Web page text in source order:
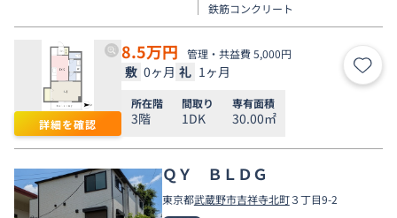
鉄筋コンクリート
詳細を確認
8.5万円 管理・共益費 5,000円
敷 0ヶ月 礼 1ヶ月 お気
所在階
3階
間取り
1DK
専有面積
30.00㎡
ＱＹ ＢＬＤＧ
東京都武蔵野市吉祥寺北町３丁目9-2